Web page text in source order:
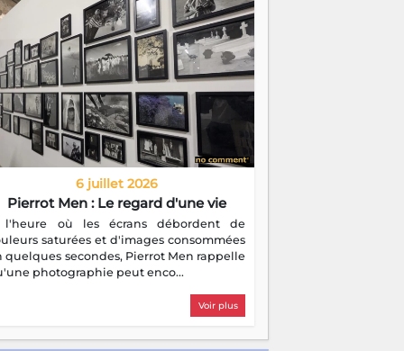
6 juillet 2026
Pierrot Men : Le regard d'une vie
l'heure où les écrans débordent de
saturées et d'images consommées
quelques secondes, Pierrot Men rappelle
photographie peut enco...
Voir plus